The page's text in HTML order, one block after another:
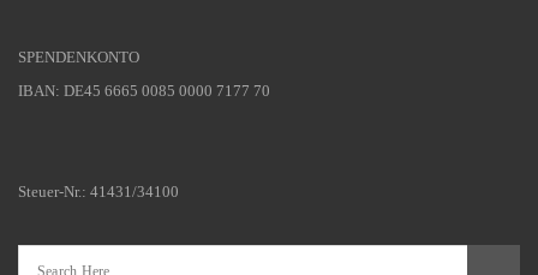
SPENDENKONTO
IBAN: DE45 6665 0085 0000 7177 70
Steuer-Nr.: 41431/34100